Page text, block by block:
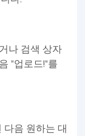
나 검색 상자
"업로드!"를
다음 원하는 대